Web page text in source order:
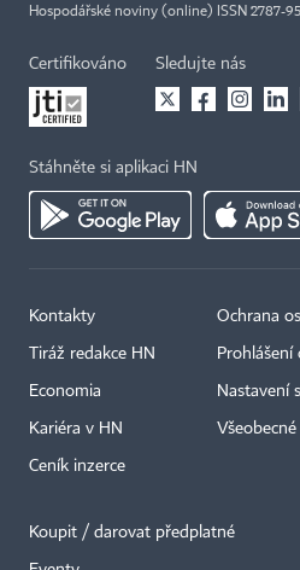
Hospodářské noviny (online) ISSN 2787-
Certifikováno Sledujte nás
Stáhněte si aplikaci HN
Kontakty
Tiráž redakce HN
Economia
Kariéra v HN
Ceník inzerce
Ochrana
Prohlášení
Nastavení
Koupit / darovat předplatné